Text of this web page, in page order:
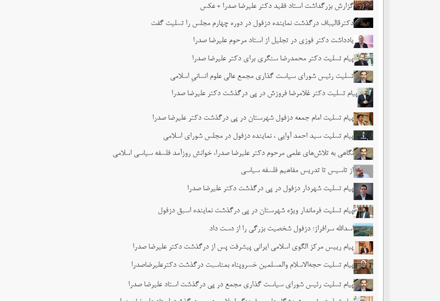
گزارش بزرگداشت استاد فقید دکتر علیرضا صدرا + عکس
دکترقالیباف درگذشت نماینده دزفول در دوره چهارم مجلس را تسلیت گفت
یادداشت دکتر فوزی در تجلیل از استاد مرحوم علیرضا صدرا
پیام تسلیت دکتر محمدرضا سنگری برای دکتر علیرضا صدرا
تسلیت رئیس شورای سیاست گذاری مجمع عالی علوم انسانیِ اسلامی
پیام تسلیت دکتر غلامرضا فروزش در پی درگذشت دکتر علیرضا صدرا
پیام تسلیت امام جمعه دزفول شهرستان در پی درگذشت دکتر علیرضا صدرا
پیام تسلیت سید احمد آوایی ، نماینده دزفول در مجلس شورای اسلامی
نگاهی به تلاش‌های علمی مرحوم دکتر علیرضا صدرا، خوانش روزآمد فلسفه سیاسی اسلامی
از تاسیس تا تدریس مفاهیم فلسفه سیاسی
پیام تسلیت شهردار دزفول در پی درگذشت دکتر علیرضا صدرا
پیام تسلیت فرماندار ویژه شهرستان در پی درگذشت نماینده اسبق دزفول
اسدالله سرافراز؛ دزفول شخصیت بزرگی را از دست داد
پیام رییس مرکز الگوی اسلامی ایرانی پیشرفت پس از درگذشت دکتر علیرضا صدرا
پیام تسلیت حجه‌الاسلام والمسلمین خسروپناه بمناسبت درگذشت دکترعلیرضاصدرا
پیام تسلیت رئیس شورای سیاست گذاری مجمع در پی درگذشت استاد علیرضا صدرا